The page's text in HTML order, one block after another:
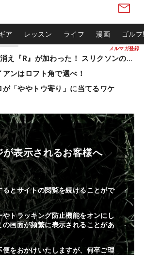
メルマガ登録
ア レッスン ライフ 漫画 ゴル
『4』が消え『R』が加わった！ スリクソンの新作
ンはロフト角で選べ！
が「ややトウ寄り」に当てるワケ
が表示されるお客様へ
るとサイトの閲覧を続けることがで
やトラッキング防止機能をオンにし
の画面が頻繁に表示されることがあ
便をおかけいたしますが、何卒ご理